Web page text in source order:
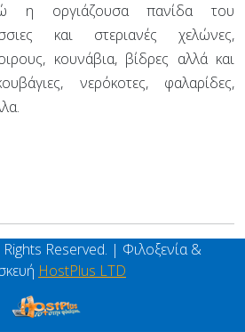
η οργιάζουσα πανίδα του
και στεριανές χελώνες,
κουνάβια, βίδρες αλλά και
νερόκοτες, φαλαρίδες,
Reserved. | Φιλοξενία &
HostPlus LTD